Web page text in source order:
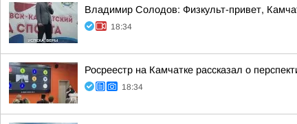
Владимир Солодов: Физкульт-привет,
18:34
Росреестр на Камчатке рассказал о
18:34